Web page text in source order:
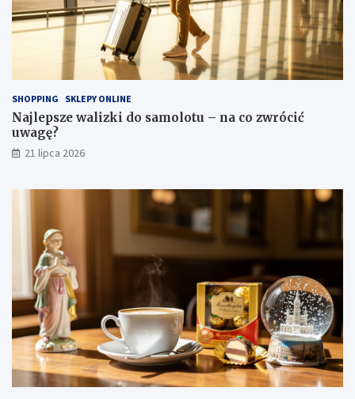
SHOPPING SKLEPY ONLINE
Najlepsze walizki do samolotu – na co zwrócić
uwagę?
21 lipca 2026